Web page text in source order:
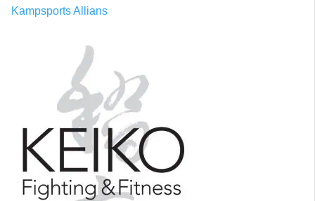
Kampsports Allians